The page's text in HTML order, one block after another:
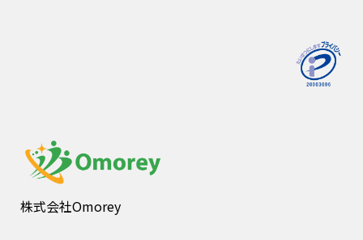
株式会社Omorey